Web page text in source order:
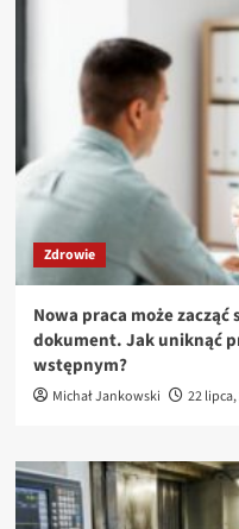
Zdrowie
Nowa praca może
dokument. Jak uniknąć
wstępnym?
Michał Jankowski 22 lipca,